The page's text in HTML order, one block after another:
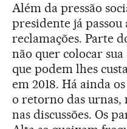
Além da pressão
presidente já
reclamações. Parte
não quer colocar
que podem lhes
em 2018. Há ainda
o retorno das urnas,
nas discussões. Os